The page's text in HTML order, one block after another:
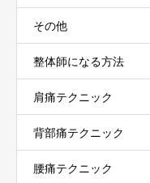
その他
整体師になる方法
肩痛テクニック
背部痛テクニック
腰痛テクニック